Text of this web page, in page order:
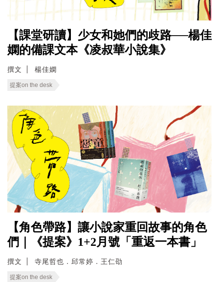
【課堂研讀】少女和她們的歧路──楊佳
嫻的備課文本《凌叔華小說集》
撰文 楊佳嫻
提案on the desk
【角色帶路】讓小說家重回故事的角色
們｜《提案》1+2月號「重返一本書」
撰文 寺尾哲也．邱常婷．王仁劭
提案on the desk